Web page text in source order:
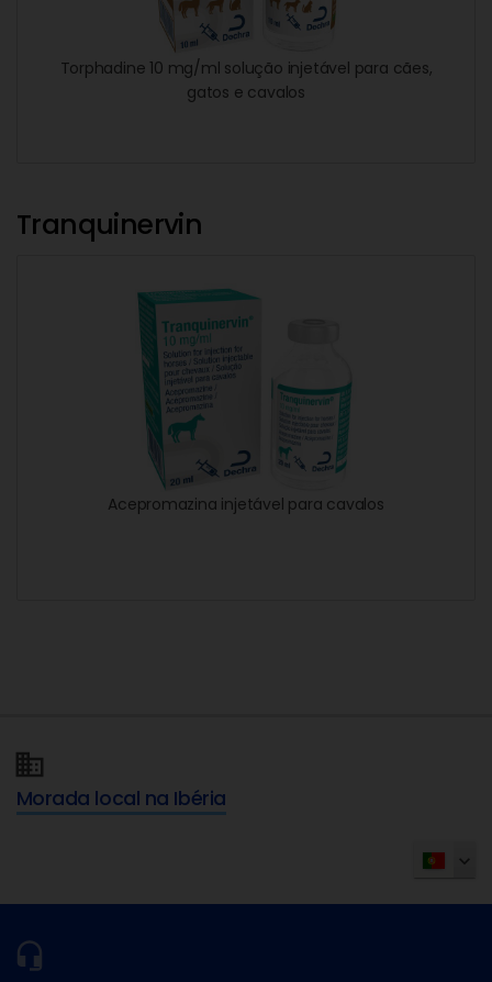
Torphadine 10 mg/ml solução injetável para cães,
gatos e cavalos
Tranquinervin
Acepromazina injetável para cavalos
Morada local na Ibéria